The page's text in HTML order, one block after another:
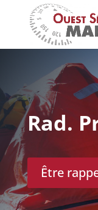
Rad.
Être